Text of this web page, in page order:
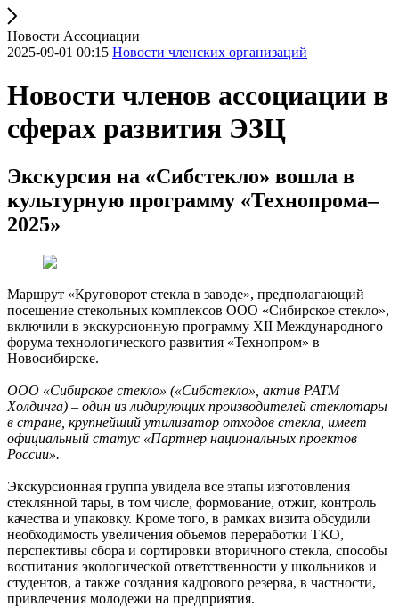
Новости Ассоциации
2025-09-01 00:15 Новости членских организаций
Новости членов ассоциации в
сферах развития ЭЗЦ
Экскурсия на «Сибстекло» вошла в
культурную программу «Технопрома–
2025»
Маршрут «Круговорот стекла в заводе», предполагающий
посещение стекольных комплексов ООО «Сибирское стекло»,
включили в экскурсионную программу ХII Международного
форума технологического развития «Технопром» в
Новосибирске.
ООО «Сибирское стекло» («Сибстекло», актив РАТМ
Холдинга) – один из лидирующих производителей стеклотары
в стране, крупнейший утилизатор отходов стекла, имеет
официальный статус «Партнер национальных проектов
России».
Экскурсионная группа увидела все этапы изготовления
стеклянной тары, в том числе, формование, отжиг, контроль
качества и упаковку. Кроме того, в рамках визита обсудили
необходимость увеличения объемов переработки ТКО,
перспективы сбора и сортировки вторичного стекла, способы
воспитания экологической ответственности у школьников и
студентов, а также создания кадрового резерва, в частности,
привлечения молодежи на предприятия.